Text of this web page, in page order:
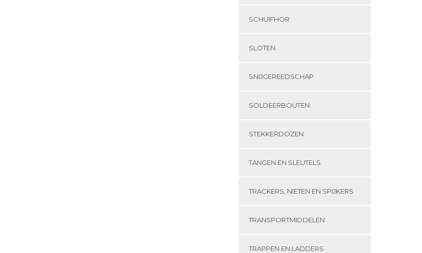
SCHUIFHOR
SLOTEN
SNIJGEREEDSCHAP
SOLDEERBOUTEN
STEKKERDOZEN
TANGEN EN SLEUTELS
TRACKERS, NIETEN EN SPIJKERS
TRANSPORTMIDDELEN
TRAPPEN EN LADDERS